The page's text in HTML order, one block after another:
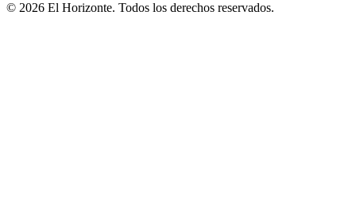
© 2026 El Horizonte. Todos los derechos reservados.